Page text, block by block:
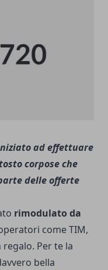
ad effettuare
corpose che
delle offerte
rimodulato da
come TIM,
Per te la
bella